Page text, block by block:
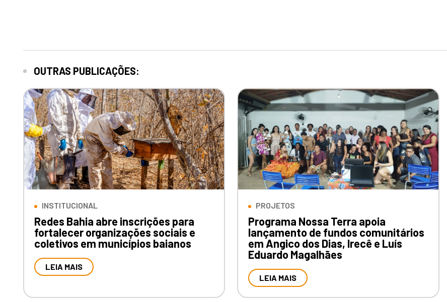
OUTRAS PUBLICAÇÕES:
INSTITUCIONAL
Redes Bahia abre inscrições para
fortalecer organizações sociais e
coletivos em municípios baianos
LEIA MAIS
PROJETOS
Programa Nossa Terra apoia
lançamento de fundos comunitários
em Angico dos Dias, Irecê e Luís
Eduardo Magalhães
LEIA MAIS